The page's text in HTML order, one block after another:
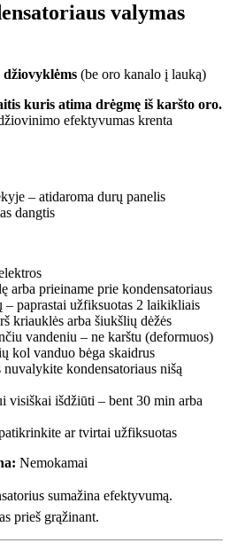
valymas
(be oro kanalo į lauką)
kuris atima drėgmę iš karšto oro.
efektyvumas krenta
– atidaroma durų panelis
dangtis
arba prieiname prie kondensatoriaus
– paprastai užfiksuotas 2 laikikliais
kriauklės arba šiukšlių dėžės
vandeniu – ne karštu (deformuos)
kol vanduo bėga skaidrus
nuvalykite kondensatoriaus nišą
visiškai išdžiūti – bent 30 min arba
ar tvirtai užfiksuotas
Nemokamai
sumažina efektyvumą.
prieš grąžinant.